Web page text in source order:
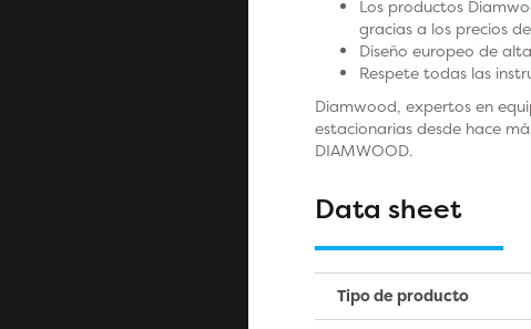
Los productos
gracias a los precios
Diseño europeo de
Respete todas las
Diamwood, expertos en
estacionarias desde hace
DIAMWOOD.
Data sheet
Tipo de producto